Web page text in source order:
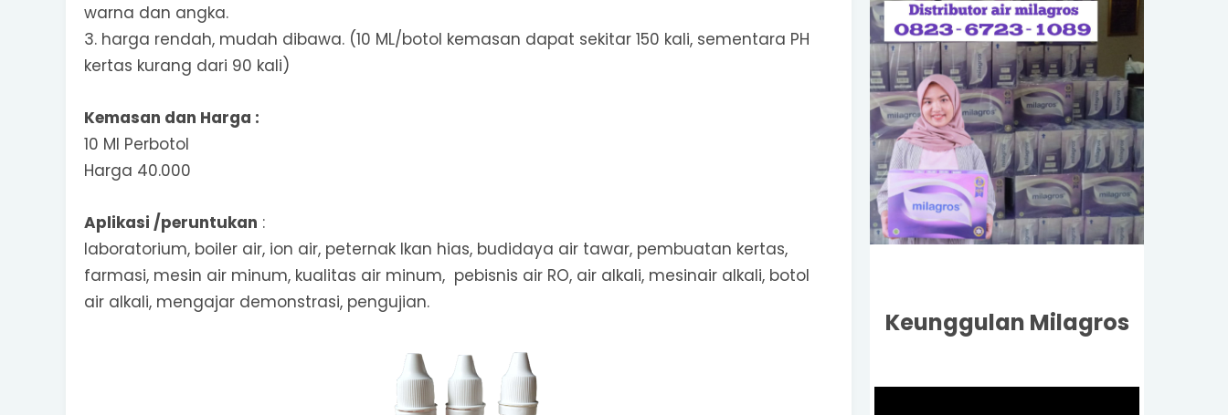
warna dan angka.
3. harga rendah, mudah dibawa. (10 ML/botol kemasan dapat sekitar 150 kali, sementara PH
kertas kurang dari 90 kali)
Kemasan dan Harga :
10 Ml Perbotol
Harga 40.000
Aplikasi /peruntukan :
laboratorium, boiler air, ion air, peternak Ikan hias, budidaya air tawar, pembuatan kertas,
farmasi, mesin air minum, kualitas air minum, pebisnis air RO, air alkali, mesinair alkali, botol
air alkali, mengajar demonstrasi, pengujian.
Keunggulan Milagros